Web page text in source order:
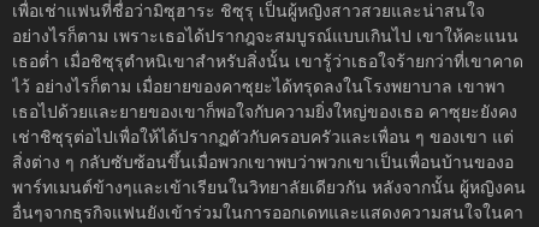
เพื่อเช่าแฟนที่ชื่อว่ามิซุฮาระ ชิซุรุ เป็นผู้หญิงสาวสวยและน่าสนใจ
อย่างไรก็ตาม เพราะเธอได้ปรากฎจะสมบูรณ์แบบเกินไป เขาให้คะแนน
เธอต่ำ เมื่อชิซุรุตำหนิเขาสำหรับสิ่งนั้น เขารู้ว่าเธอใจร้ายกว่าที่เขาคาด
ไว้ อย่างไรก็ตาม เมื่อยายของคาซุยะได้ทรุดลงในโรงพยาบาล เขาพา
เธอไปด้วยและยายของเขาก็พอใจกับความยิ่งใหญ่ของเธอ คาซุยะยังคง
เช่าชิซุรุต่อไปเพื่อให้ได้ปรากฏตัวกับครอบครัวและเพื่อน ๆ ของเขา แต่
สิ่งต่าง ๆ กลับซับซ้อนขึ้นเมื่อพวกเขาพบว่าพวกเขาเป็นเพื่อนบ้านของอ
พาร์ทเมนต์ข้างๆและเข้าเรียนในวิทยาลัยเดียวกัน หลังจากนั้น ผู้หญิงคน
อื่นๆจากธุรกิจแฟนยังเข้าร่วมในการออกเดทและแสดงความสนใจในคา